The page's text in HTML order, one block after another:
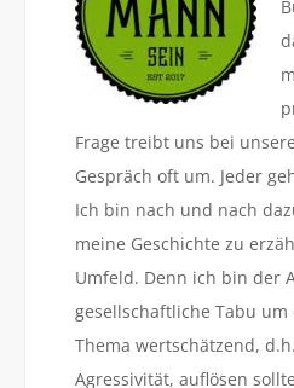
Frage treibt uns bei
Gespräch oft um. Jeder
Ich bin nach und nach
meine Geschichte zu
Umfeld. Denn ich bin der
gesellschaftliche Tabu um
Thema wertschätzend,
Agressivität, auflösen